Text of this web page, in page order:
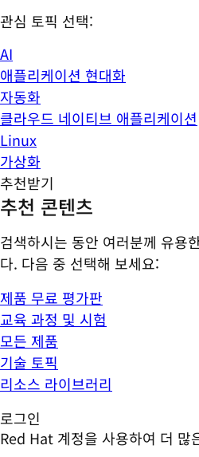
관심 토픽 선택:
AI
애플리케이션 현대화
자동화
클라우드 네이티브 애플리케이션
Linux
가상화
추천받기
추천 콘텐츠
검색하시는 동안 여러분께 유용
다. 다음 중 선택해 보세요:
제품 무료 평가판
교육 과정 및 시험
모든 제품
기술 토픽
리소스 라이브러리
로그인
Red Hat 계정을 사용하여 더 많